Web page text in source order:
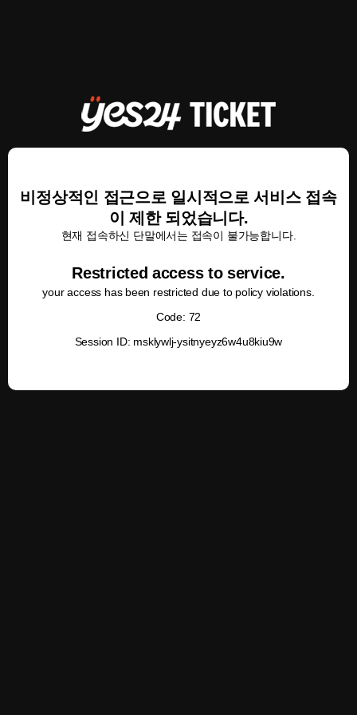
비정상적인 접근으로 일시적으로 서비스 접속
이 제한 되었습니다.
현재 접속하신 단말에서는 접속이 불가능합니다.
Restricted access to service.
your access has been restricted due to policy violations.
Code: 72
Session ID: msklywlj-ysitnyeyz6w4u8kiu9w